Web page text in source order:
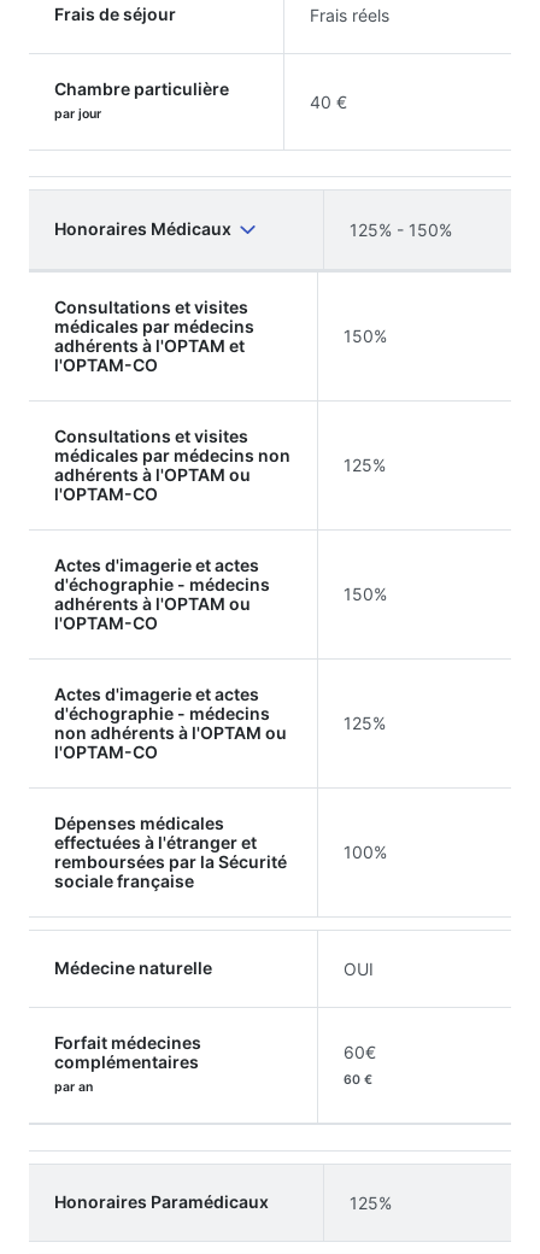
Frais de séjour Frais réels
Chambre particulière
par jour
40 €
Honoraires Médicaux 125% - 150%
Consultations et visites
médicales par médecins
adhérents à l'OPTAM et
l'OPTAM-CO
150%
Consultations et visites
médicales par médecins non
adhérents à l'OPTAM ou
l'OPTAM-CO
125%
Actes d'imagerie et actes
d'échographie - médecins
adhérents à l'OPTAM ou
l'OPTAM-CO
150%
Actes d'imagerie et actes
d'échographie - médecins
non adhérents à l'OPTAM ou
l'OPTAM-CO
125%
Dépenses médicales
effectuées à l'étranger et
remboursées par la Sécurité
sociale française
100%
Médecine naturelle OUI
Forfait médecines
complémentaires
par an
60€
60 €
Honoraires Paramédicaux 125%